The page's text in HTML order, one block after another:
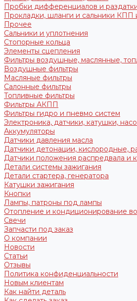
Пробки дифференциалов и
Прокладки, шланги и сальники
Прочее
Сальники и уплотнения
Стопорные кольца
Элементы сцепления
Фильтры воздушные, маслянные,
Воздушные фильтры
Масляные фильтры
Салонные фильтры
Топливные фильтры
Фильтры АКПП
Фильтры гидро и пневмо систем
Электроника, датчики, катушки,
Аккумуляторы
Датчики давления масла
Датчики детонации, кислородные,
Датчики положения распредвала и
Детали системы зажигания
Детали стартера, генератора
Катушки зажигания
Кнопки
Лампы, патроны под лампы
Отопление и кондиционирование
Свечи
Запчасти под заказ
О компании
Новости
Статьи
Отзывы
Политика конфиденциальности
Новым клиентам
Как найти деталь